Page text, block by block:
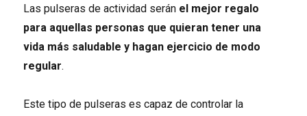
Las pulseras de actividad serán el mejor regalo
para aquellas personas que quieran tener una
vida más saludable y hagan ejercicio de modo
regular.
Este tipo de pulseras es capaz de controlar la